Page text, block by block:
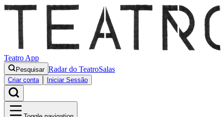
Teatro App
Pesquisar Radar do TeatroSalas
Criar conta Iniciar Sessão